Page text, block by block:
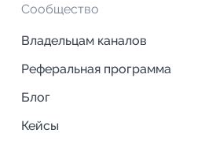
Сообщество
Владельцам каналов
Реферальная программа
Блог
Кейсы